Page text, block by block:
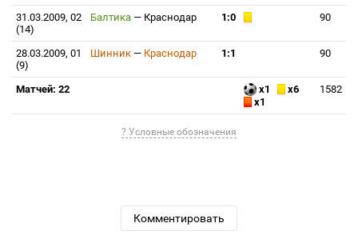
31.03.2009, 02
(14)
Балтика — Краснодар 1:0 90
28.03.2009, 01
(9)
Шинник — Краснодар 1:1 90
Матчей: 22 x1
x6
x1
1582
? Условные обозначения
Комментировать